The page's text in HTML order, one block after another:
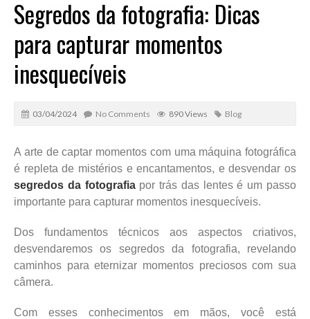
Segredos da fotografia: Dicas
para capturar momentos
inesquecíveis
03/04/2024 No Comments 890 Views Blog
A arte de captar momentos com uma máquina fotográfica
é repleta de mistérios e encantamentos, e desvendar os
segredos da fotografiapor trás das lentes é um passo
importante para capturar momentos inesquecíveis.
Dos fundamentos técnicos aos aspectos criativos,
desvendaremos os segredos da fotografia, revelando
caminhos para eternizar momentos preciosos com sua
câmera.
Com esses conhecimentos em mãos, você está